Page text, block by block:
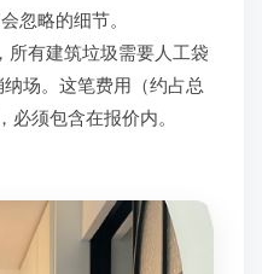
忽略的细节。
所有建筑垃圾需要人工袋
场。这笔费用（约占总
须包含在报价内。